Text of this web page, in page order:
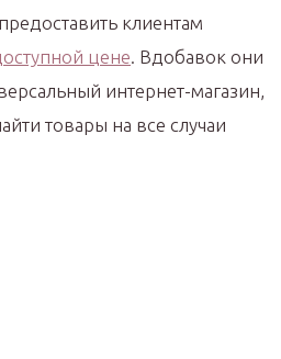
клиентам
цене. Вдобавок они
интернет-магазин,
товары на все случаи